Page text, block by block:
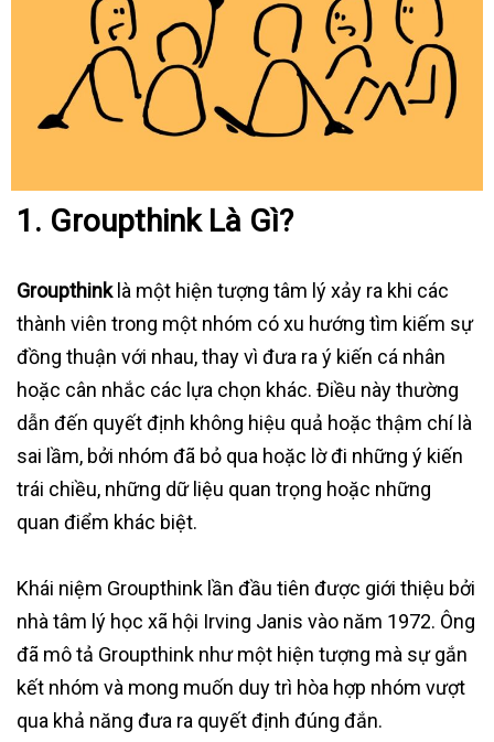
1. Groupthink Là Gì?
Groupthinklà một hiện tượng tâm lý xảy ra khi các
thành viên trong một nhóm có xu hướng tìm kiếm sự
đồng thuận với nhau, thay vì đưa ra ý kiến cá nhân
hoặc cân nhắc các lựa chọn khác. Điều này thường
dẫn đến quyết định không hiệu quả hoặc thậm chí là
sai lầm, bởi nhóm đã bỏ qua hoặc lờ đi những ý kiến
trái chiều, những dữ liệu quan trọng hoặc những
quan điểm khác biệt.
Khái niệm Groupthink lần đầu tiên được giới thiệu bởi
nhà tâm lý học xã hội Irving Janis vào năm 1972. Ông
đã mô tả Groupthink như một hiện tượng mà sự gắn
kết nhóm và mong muốn duy trì hòa hợp nhóm vượt
qua khả năng đưa ra quyết định đúng đắn.